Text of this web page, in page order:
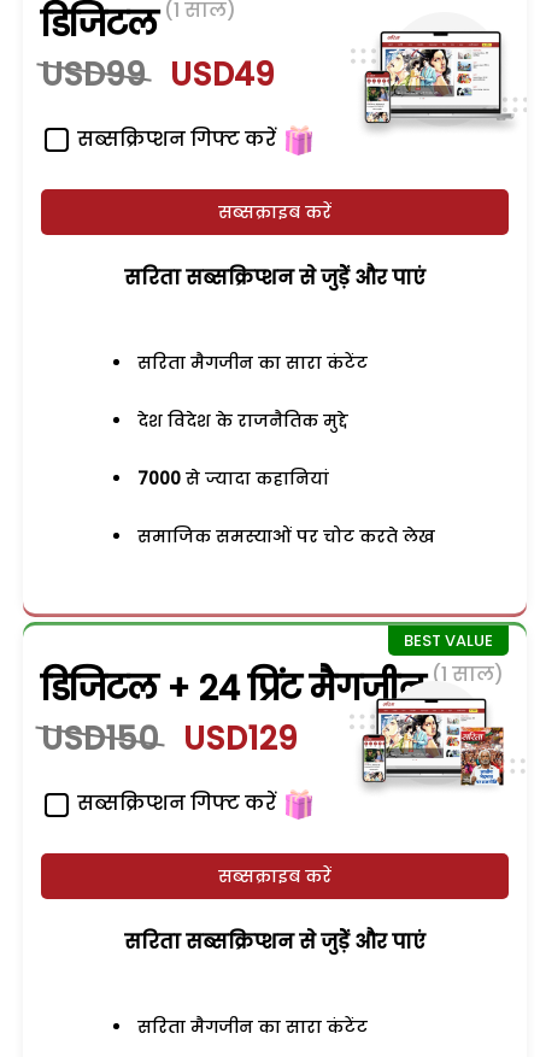
डिजिटल (1 साल)
USD99 USD49
सब्सक्रिप्शन गिफ्ट करें
सब्सक्राइब करें
सरिता सब्सक्रिप्शन से जुड़ेें और पाएं
सरिता मैगजीन का सारा कंटेंट
देश विदेश के राजनैतिक मुद्दे
7000 से ज्यादा कहानियां
समाजिक समस्याओं पर चोट करते लेख
डिजिटल + 24 प्रिंट मैगजीन (1 साल)
USD150 USD129
सब्सक्रिप्शन गिफ्ट करें
सब्सक्राइब करें
सरिता सब्सक्रिप्शन से जुड़ेें और पाएं
सरिता मैगजीन का सारा कंटेंट